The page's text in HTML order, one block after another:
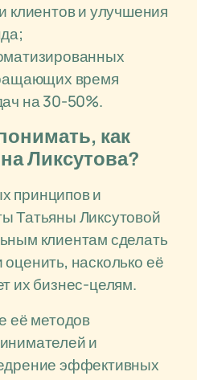
клиентов и улучшения
время
на 30-50%.
как
Ликсутова?
принципов и
Татьяны Ликсутовой
клиентам сделать
насколько её
их бизнес-целям.
её методов
и
эффективных